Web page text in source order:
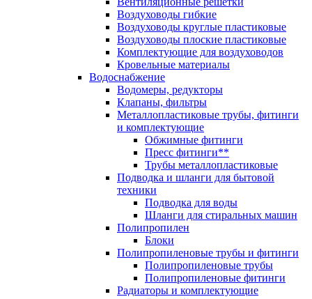
Воздуховоды гибкие
Воздуховоды круглые пластиковые
Воздуховоды плоские пластиковые
Комплектующие для воздуховодов
Кровельные материалы
Водоснабжение
Водомеры, редукторы
Клапаны, фильтры
Металлопластиковые трубы, фитинги
и комплектующие
Обжимные фитинги
Пресс фитинги**
Трубы металлопластиковые
Подводка и шланги для бытовой
техники
Подводка для воды
Шланги для стиральных машин
Полипропилен
Блоки
Полипропиленовые трубы и фитинги
Полипропиленовые трубы
Полипропиленовые фитинги
Радиаторы и комплектующие